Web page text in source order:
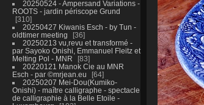
20250524 - Ampersand Variations -
ROOTS - jardin périscope Grund
310
20250427 Kiwanis Esch - by Tun -
oldtimer meeting
36
20250213 vu,revu et transformé -
par Sayoko Onishi, Emmanuel Fleitz et
Melting Pol - MNR
83
20220121 Manok Cie au MNR
Esch - par ©mrjean.eu
64
20250207 Mei-Dou(Kumiko-
Onishi) - maître calligraphe - spectacle
de calligraphie à la Belle Etoile -